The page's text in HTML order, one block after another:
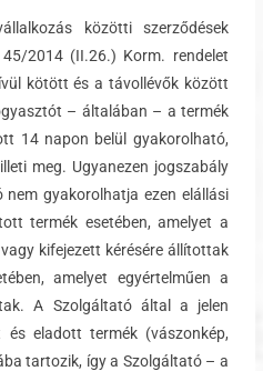
közötti szerződések
2014 (II.26.) Korm. rendelet
kötött és a távollévők között
– általában – a termék
14 napon belül gyakorolható,
meg. Ugyanezen jogszabály
gyakorolhatja ezen elállási
termék esetében, amelyet a
kifejezett kérésére állítottak
amelyet egyértelműen a
A Szolgáltató által a jelen
eladott termék (vászonkép,
tartozik, így a Szolgáltató – a